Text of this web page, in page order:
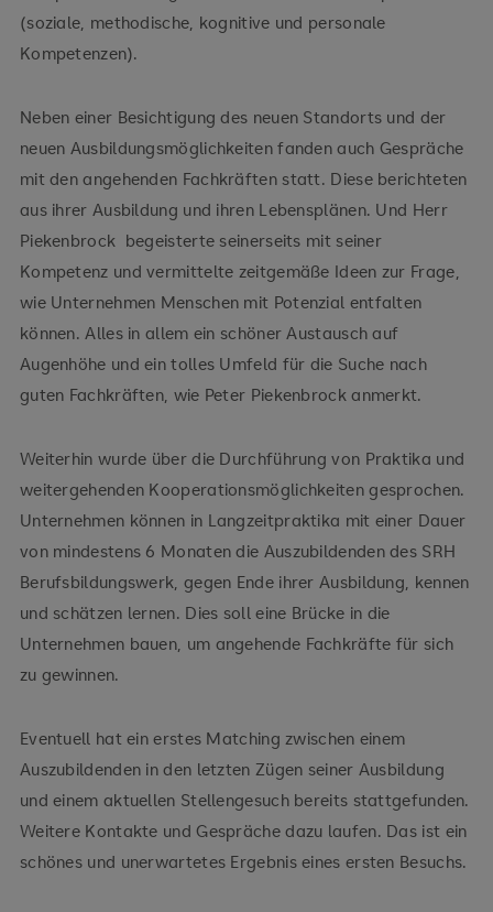
(soziale, methodische, kognitive und personale
Kompetenzen).
Neben einer Besichtigung des neuen Standorts und der
neuen Ausbildungsmöglichkeiten fanden auch Gespräche
mit den angehenden Fachkräften statt. Diese berichteten
aus ihrer Ausbildung und ihren Lebensplänen. Und Herr
Piekenbrock begeisterte seinerseits mit seiner
Kompetenz und vermittelte zeitgemäße Ideen zur Frage,
wie Unternehmen Menschen mit Potenzial entfalten
können. Alles in allem ein schöner Austausch auf
Augenhöhe und ein tolles Umfeld für die Suche nach
guten Fachkräften, wie Peter Piekenbrock anmerkt.
Weiterhin wurde über die Durchführung von Praktika und
weitergehenden Kooperationsmöglichkeiten gesprochen.
Unternehmen können in Langzeitpraktika mit einer Dauer
von mindestens 6 Monaten die Auszubildenden des SRH
Berufsbildungswerk, gegen Ende ihrer Ausbildung, kennen
und schätzen lernen. Dies soll eine Brücke in die
Unternehmen bauen, um angehende Fachkräfte für sich
zu gewinnen.
Eventuell hat ein erstes Matching zwischen einem
Auszubildenden in den letzten Zügen seiner Ausbildung
und einem aktuellen Stellengesuch bereits stattgefunden.
Weitere Kontakte und Gespräche dazu laufen. Das ist ein
schönes und unerwartetes Ergebnis eines ersten Besuchs.